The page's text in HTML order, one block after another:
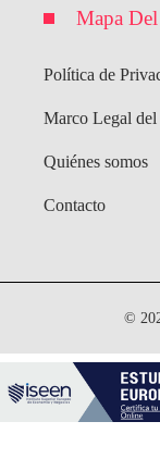
Mapa
Política de
Marco Legal
Quiénes somos
Contacto
©